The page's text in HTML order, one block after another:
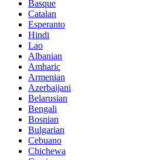
Basque
Catalan
Esperanto
Hindi
Lao
Albanian
Amharic
Armenian
Azerbaijani
Belarusian
Bengali
Bosnian
Bulgarian
Cebuano
Chichewa